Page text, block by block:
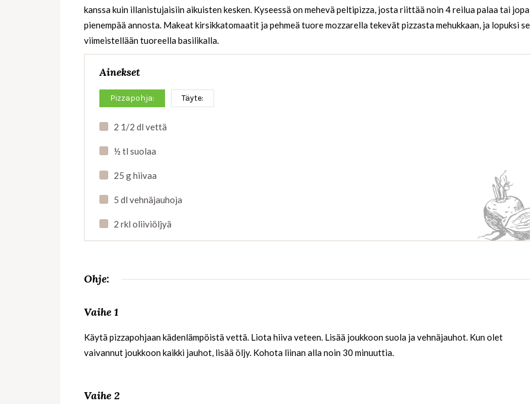
kanssa kuin illanistujaisiin aikuisten kesken. Kyseessä on mehevä peltipizza, josta riittää noin 4 reilua palaa tai
pienempää annosta. Makeat kirsikkatomaatit ja pehmeä tuore mozzarella tekevät pizzasta mehukkaan, ja lopuksi se
viimeistellään tuoreella basilikalla.
Ainekset
Pizzapohja: Täyte:
2 1/2 dl vettä
½ tl suolaa
25 g hiivaa
5 dl vehnäjauhoja
2 rkl oliiviöljyä
Ohje:
Vaihe 1
Käytä pizzapohjaan kädenlämpöistä vettä. Liota hiiva veteen. Lisää joukkoon suola ja vehnäjauhot. Kun olet
vaivannut joukkoon kaikki jauhot, lisää öljy. Kohota liinan alla noin 30 minuuttia.
Vaihe 2